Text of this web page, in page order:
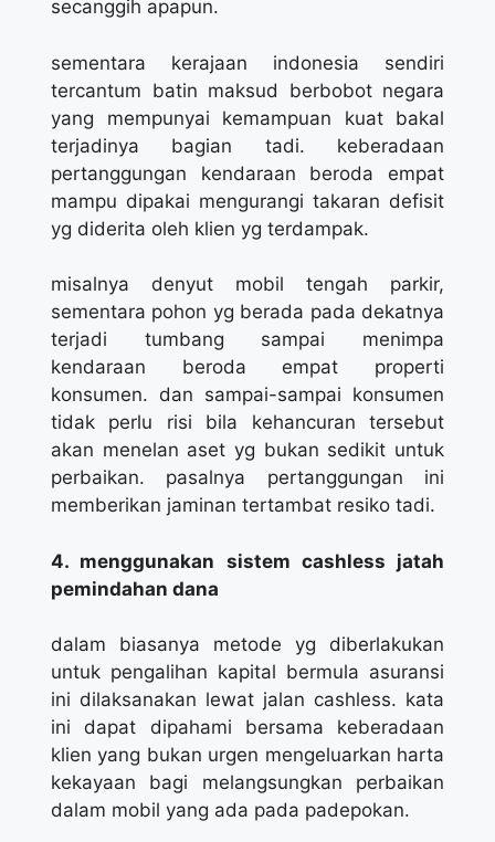
secanggih apapun.
sementara kerajaan indonesia sendiri
tercantum batin maksud berbobot negara
yang mempunyai kemampuan kuat bakal
terjadinya bagian tadi. keberadaan
pertanggungan kendaraan beroda empat
mampu dipakai mengurangi takaran defisit
yg diderita oleh klien yg terdampak.
misalnya denyut mobil tengah parkir,
sementara pohon yg berada pada dekatnya
terjadi tumbang sampai menimpa
kendaraan beroda empat properti
konsumen. dan sampai-sampai konsumen
tidak perlu risi bila kehancuran tersebut
akan menelan aset yg bukan sedikit untuk
perbaikan. pasalnya pertanggungan ini
memberikan jaminan tertambat resiko tadi.
4. menggunakan sistem cashless jatah
pemindahan dana
dalam biasanya metode yg diberlakukan
untuk pengalihan kapital bermula asuransi
ini dilaksanakan lewat jalan cashless. kata
ini dapat dipahami bersama keberadaan
klien yang bukan urgen mengeluarkan harta
kekayaan bagi melangsungkan perbaikan
dalam mobil yang ada pada padepokan.